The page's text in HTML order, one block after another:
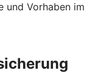
und Vorhaben im